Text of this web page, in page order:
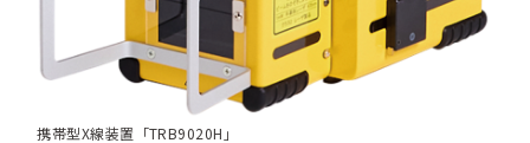
携帯型X線装置「TRB9020H」